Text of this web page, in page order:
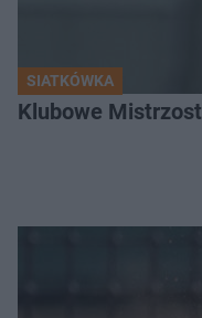
SIATKÓWKA
Klubowe